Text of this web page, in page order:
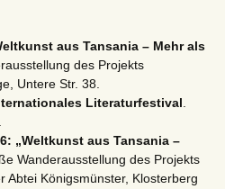
aus Tansania – Mehr als
des Projekts
Untere Str. 38.
Literaturfestival
„Weltkunst aus Tansania –
Wanderausstellung des Projekts
Abtei Königsmünster, Klosterberg